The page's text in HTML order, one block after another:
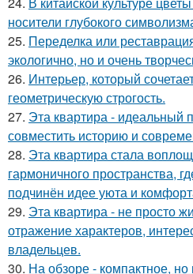
носители глубокого
25. Переделка или
экологично, но и очень
26. Интерьер, который
геометрическую строгость.
27. Эта квартира - идеальный
совместить историю и
28. Эта квартира стала
гармоничного пространства,
подчинён идее уюта и
29. Эта квартира - не просто
отражение характеров,
владельцев.
30. На обзоре - компактное,